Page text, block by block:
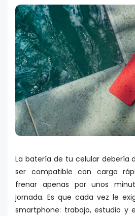
La batería de tu celular debería
ser compatible con carga
frenar apenas por unos
jornada. Es que cada vez le
smartphone: trabajo, estudio y